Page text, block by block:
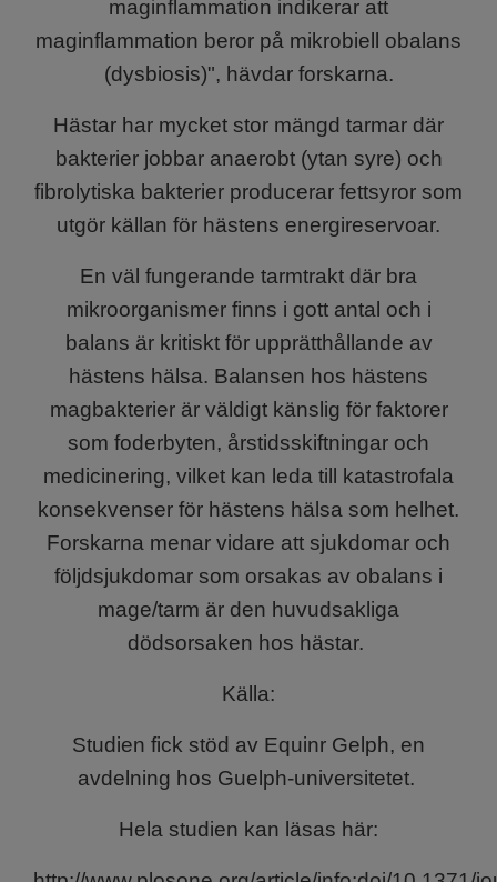
maginflammation indikerar att
maginflammation beror på mikrobiell obalans
(dysbiosis)", hävdar forskarna.
Hästar har mycket stor mängd tarmar där
bakterier jobbar anaerobt (ytan syre) och
fibrolytiska bakterier producerar fettsyror som
utgör källan för hästens energireservoar.
En väl fungerande tarmtrakt där bra
mikroorganismer finns i gott antal och i
balans är kritiskt för upprätthållande av
hästens hälsa. Balansen hos hästens
magbakterier är väldigt känslig för faktorer
som foderbyten, årstidsskiftningar och
medicinering, vilket kan leda till katastrofala
konsekvenser för hästens hälsa som helhet.
Forskarna menar vidare att sjukdomar och
följdsjukdomar som orsakas av obalans i
mage/tarm är den huvudsakliga
dödsorsaken hos hästar.
Källa:
Studien fick stöd av Equinr Gelph, en
avdelning hos Guelph-universitetet.
Hela studien kan läsas här: